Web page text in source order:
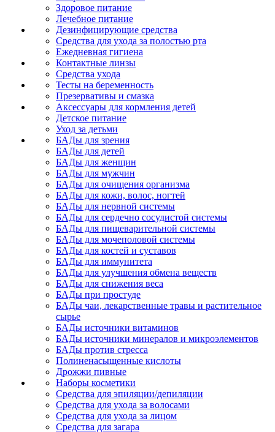
Здоровое питание
Лечебное питание
Дезинфицирующие средства
Средства для ухода за полостью рта
Ежедневная гигиена
Контактные линзы
Средства ухода
Тесты на беременность
Презервативы и смазка
Аксессуары для кормления детей
Детское питание
Уход за детьми
БАДы для зрения
БАДы для детей
БАДы для женщин
БАДы для мужчин
БАДы для очищения организма
БАДы для кожи, волос, ногтей
БАДы для нервной системы
БАДы для сердечно сосудистой системы
БАДы для пищеварительной системы
БАДы для мочеполовой системы
БАДы для костей и суставов
БАДы для иммунитета
БАДы для улучшения обмена веществ
БАДы для снижения веса
БАДы при простуде
БАДы чаи, лекарственные травы и растительное
сырье
БАДы источники витаминов
БАДы источники минералов и микроэлементов
БАДы против стресса
Полиненасыщенные кислоты
Дрожжи пивные
Наборы косметики
Средства для эпиляции/депиляции
Средства для ухода за волосами
Средства для ухода за лицом
Средства для загара